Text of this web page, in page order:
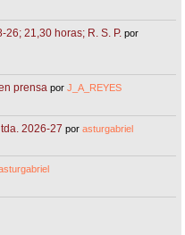
26; 21,30 horas; R. S. P. por
prensa porJ_A_REYES
2026-27 porasturgabriel